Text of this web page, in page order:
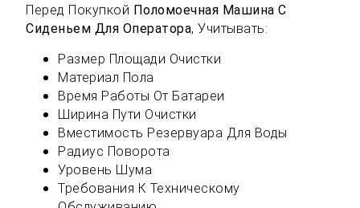
Перед Покупкой Поломоечная Машина С
Сиденьем Для Оператора, Учитывать:
Размер Площади Очистки
Материал Пола
Время Работы От Батареи
Ширина Пути Очистки
Вместимость Резервуара Для Воды
Радиус Поворота
Уровень Шума
Требования К Техническому